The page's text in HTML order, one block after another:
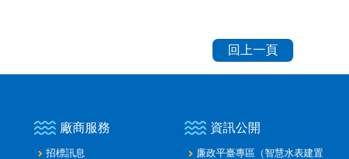
回上一頁
廠商服務
招標訊息
資訊公開
廉政平臺專區（智慧水表建置